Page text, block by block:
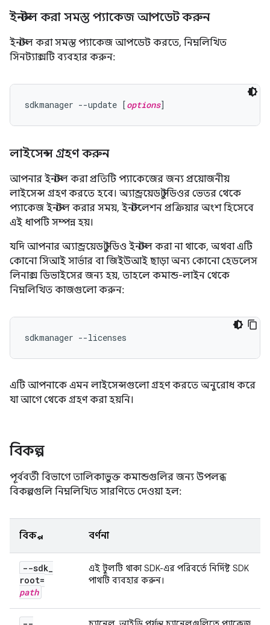
ইনস্টল করা সমস্ত প্যাকেজ আপডেট করুন
ইনস্টল করা সমস্ত প্যাকেজ আপডেট করতে, নিম্নলিখিত
সিনট্যাক্সটি ব্যবহার করুন:
sdkmanager --update [options
লাইসেন্স গ্রহণ করুন
আপনার ইনস্টল করা প্রতিটি প্যাকেজের জন্য প্রয়োজনীয়
লাইসেন্স গ্রহণ করতে হবে। অ্যান্ড্রয়েড স্টুডিওর ভেতর থেকে
প্যাকেজ ইনস্টল করার সময়, ইনস্টলেশন প্রক্রিয়ার অংশ হিসেবে
এই ধাপটি সম্পন্ন হয়।
যদি আপনার অ্যান্ড্রয়েড স্টুডিও ইনস্টল করা না থাকে, অথবা এটি
কোনো সিআই সার্ভার বা জিইউআই ছাড়া অন্য কোনো হেডলেস
লিনাক্স ডিভাইসের জন্য হয়, তাহলে কমান্ড-লাইন থেকে
নিম্নলিখিত কাজগুলো করুন:
sdkmanager --licenses
এটি আপনাকে এমন লাইসেন্সগুলো গ্রহণ করতে অনুরোধ করে
যা আগে থেকে গ্রহণ করা হয়নি।
বিকল্প
পূর্ববর্তী বিভাগে তালিকাভুক্ত কমান্ডগুলির জন্য উপলব্ধ
বিকল্পগুলি নিম্নলিখিত সারণিতে দেওয়া হল:
বিকল্প বর্ণনা
--sdk_
root=
path
এই টুলটি থাকা SDK-এর পরিবর্তে নির্দিষ্ট SDK
পাথটি ব্যবহার করুন।